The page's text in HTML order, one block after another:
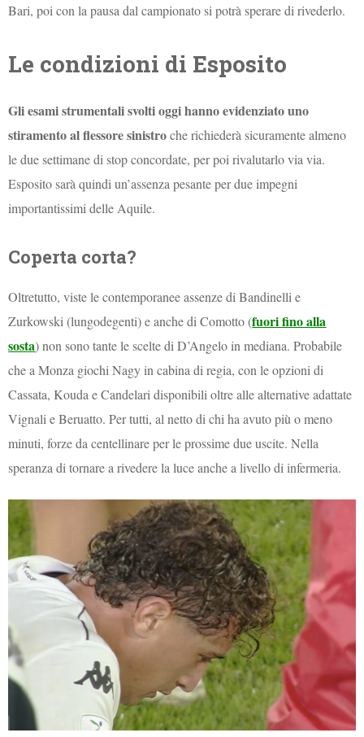
Bari, poi con la pausa dal campionato si potrà sperare di rivederlo.
Le condizioni di Esposito
Gli esami strumentali svolti oggi hanno evidenziato uno
stiramento al flessore sinistroche richiederà sicuramente almeno
le due settimane di stop concordate, per poi rivalutarlo via via.
Esposito sarà quindi un’assenza pesante per due impegni
importantissimi delle Aquile.
Coperta corta?
Oltretutto, viste le contemporanee assenze di Bandinelli e
Zurkowski (lungodegenti) e anche di Comotto (fuori fino alla
sosta) non sono tante le scelte di D’Angelo in mediana. Probabile
che a Monza giochi Nagy in cabina di regia, con le opzioni di
Cassata, Kouda e Candelari disponibili oltre alle alternative adattate
Vignali e Beruatto. Per tutti, al netto di chi ha avuto più o meno
minuti, forze da centellinare per le prossime due uscite. Nella
speranza di tornare a rivedere la luce anche a livello di infermeria.